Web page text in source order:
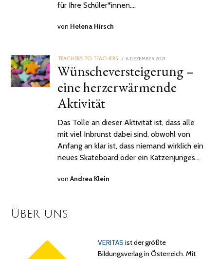
für Ihre Schüler*innen.…
von Helena Hirsch
TEACHERS TO TEACHERS
POSTED
6. DEZEMBER 2021
2022
Wünscheversteigerung –
eine herzerwärmende
Aktivität
Das Tolle an dieser Aktivität ist, dass alle
mit viel Inbrunst dabei sind, obwohl von
Anfang an klar ist, dass niemand wirklich ein
neues Skateboard oder ein Katzenjunges…
vonAndrea Klein
Über uns
VERITAS ist der größte
Bildungsverlag in Österreich. Mit